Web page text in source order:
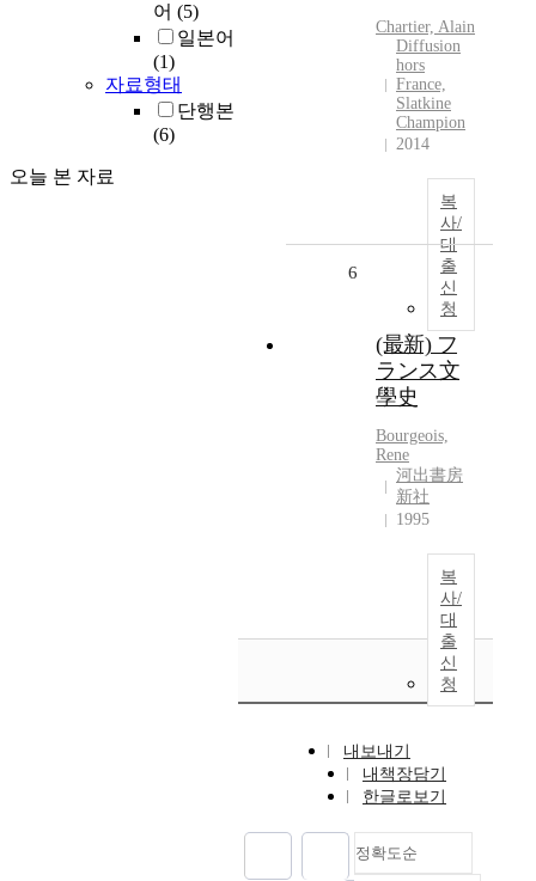
어 (5)
일본어
(1)
자료형태
단행본
(6)
오늘 본 자료
Chartier, Alain
Diffusion
hors
France,
Slatkine
Champion
2014
복
사/
대
출
신
청
6
(最新) フ
ランス文
學史
Bourgeois,
Rene
河出書房
新社
1995
복
사/
대
출
신
청
내보내기
내책장담기
한글로보기
정확도순